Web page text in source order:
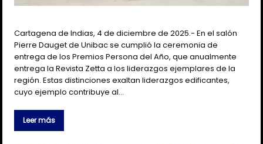
Cartagena de Indias, 4 de diciembre de 2025.- En el salón
Pierre Dauget de Unibac se cumplió la ceremonia de
entrega de los Premios Persona del Año, que anualmente
entrega la Revista Zetta a los liderazgos ejemplares de la
región. Estas distinciones exaltan liderazgos edificantes,
cuyo ejemplo contribuye al…
Leer más